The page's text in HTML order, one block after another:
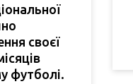
своєї
футболі.